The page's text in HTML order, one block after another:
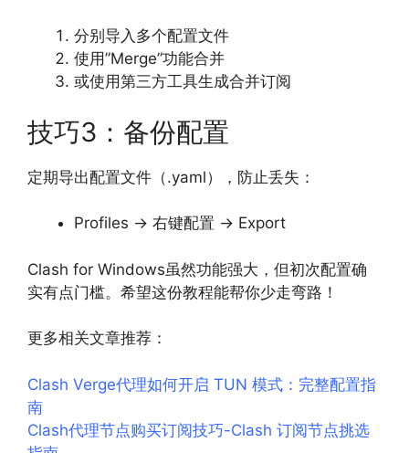
分别导入多个配置文件
使用”Merge”功能合并
或使用第三方工具生成合并订阅
技巧3：备份配置
定期导出配置文件（.yaml），防止丢失：
Profiles → 右键配置 → Export
Clash for Windows虽然功能强大，但初次配置确
实有点门槛。希望这份教程能帮你少走弯路！
更多相关文章推荐：
Clash Verge代理如何开启 TUN 模式：完整配置指
南
Clash代理节点购买订阅技巧-Clash 订阅节点挑选